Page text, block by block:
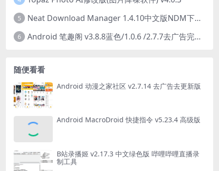
5 Neat Download Manager 1.4.10中文版NDM下载器简称NDM
6 Android 笔趣阁 v3.8.8蓝色/1.0.6 /2.7.7去广告完美版
随便看看
Android 动漫之家社区 v2.7.14 去广告去更新版
Android MacroDroid 快捷指令 v5.23.4 高级版
B站录播姬 v2.17.3 中文绿色版 哔哩哔哩直播录
制工具